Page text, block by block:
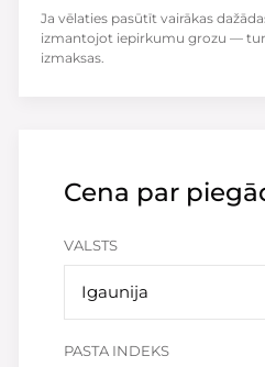
Cena par
VALSTS
Igaunija
PASTA INDEKS
Ja vēlaties pasūtīt vairākas
izmantojot iepirkumu grozu — tur
izmaksas.